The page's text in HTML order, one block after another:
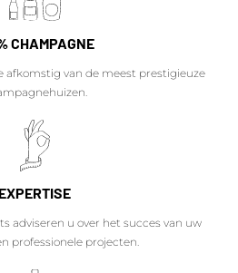
CHAMPAGNE
afkomstig van de meest prestigieuze
EXPERTISE
adviseren u over het succes van uw
professionele projecten.